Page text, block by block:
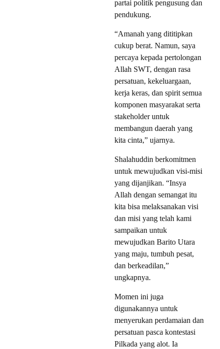
partai politik pengusung dan
pendukung.
“Amanah yang dititipkan
cukup berat. Namun, saya
percaya kepada pertolongan
Allah SWT, dengan rasa
persatuan, kekeluargaan,
kerja keras, dan spirit semua
komponen masyarakat serta
stakeholder untuk
membangun daerah yang
kita cinta,” ujarnya.
Shalahuddin berkomitmen
untuk mewujudkan visi-misi
yang dijanjikan. “Insya
Allah dengan semangat itu
kita bisa melaksanakan visi
dan misi yang telah kami
sampaikan untuk
mewujudkan Barito Utara
yang maju, tumbuh pesat,
dan berkeadilan,”
ungkapnya.
Momen ini juga
digunakannya untuk
menyerukan perdamaian dan
persatuan pasca kontestasi
Pilkada yang alot. Ia